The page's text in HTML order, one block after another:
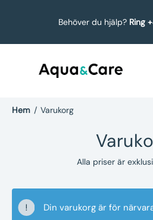
Behöver du hjälp? Ring
Hem / Varukorg
Alla priser är
Din varukorg är för